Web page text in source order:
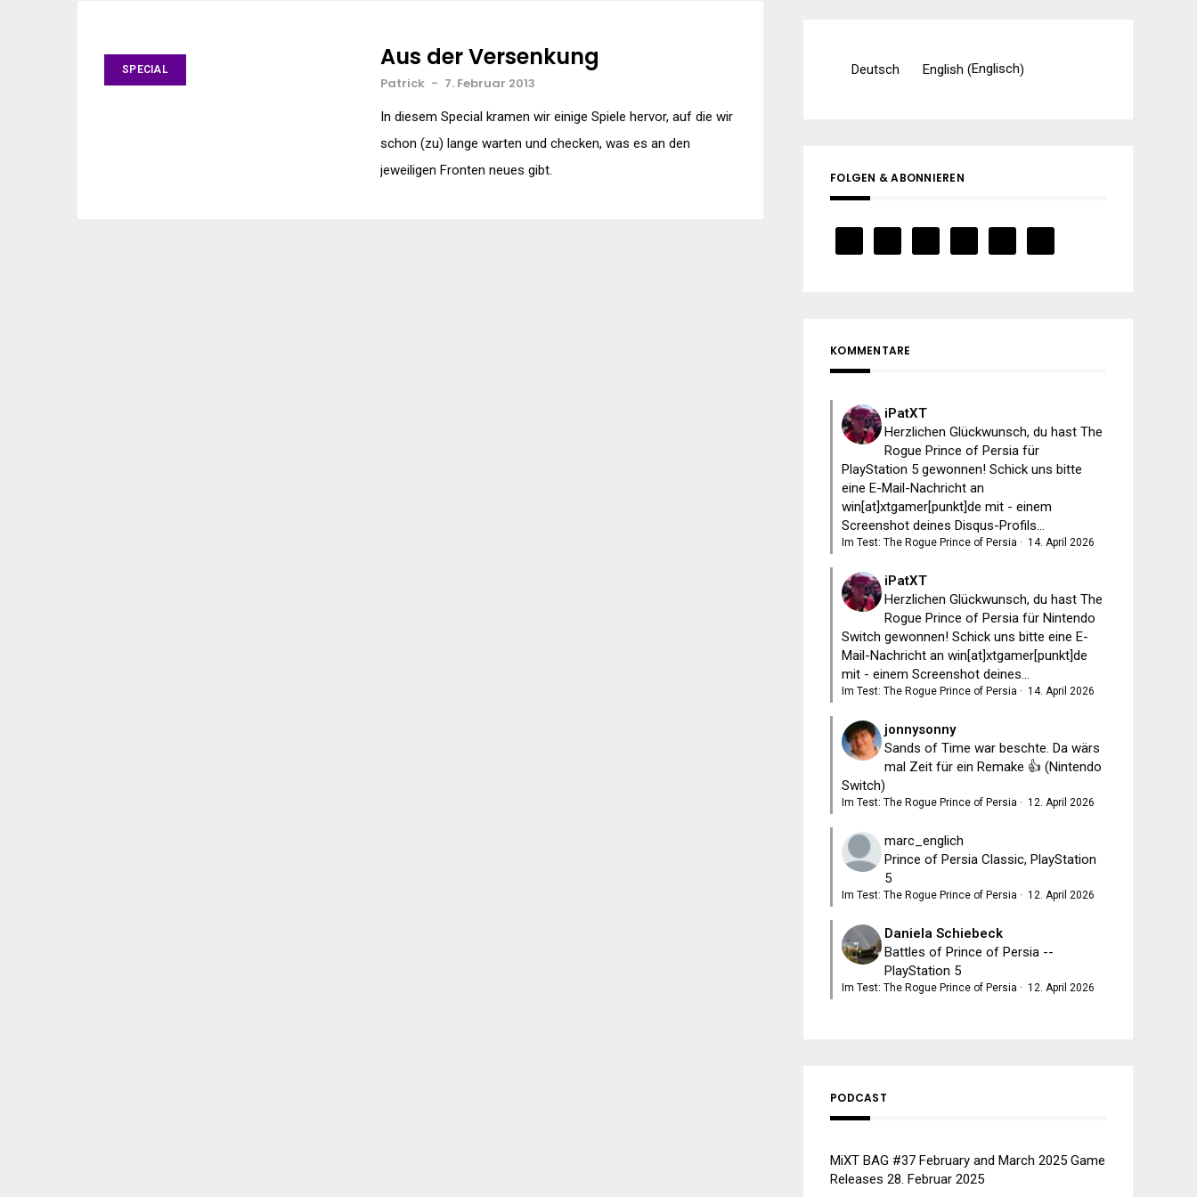
SPECIAL Aus der Versenkung
Patrick - 7. Februar 2013
In diesem Special kramen wir einige Spiele hervor, auf die wir
schon (zu) lange warten und checken, was es an den
jeweiligen Fronten neues gibt.
Deutsch English (Englisch)
FOLGEN & ABONNIEREN
KOMMENTARE
iPatXT
Herzlichen Glückwunsch, du hast The
Rogue Prince of Persia für
PlayStation 5 gewonnen! Schick uns bitte
eine E-Mail-Nachricht an
win[at]xtgamer[punkt]de mit - einem
Screenshot deines Disqus-Profils...
Im Test: The Rogue Prince of Persia · 14. April 2026
iPatXT
Herzlichen Glückwunsch, du hast The
Rogue Prince of Persia für Nintendo
Switch gewonnen! Schick uns bitte eine E-
Mail-Nachricht an win[at]xtgamer[punkt]de
mit - einem Screenshot deines...
Im Test: The Rogue Prince of Persia · 14. April 2026
jonnysonny
Sands of Time war beschte. Da wärs
mal Zeit für ein Remake 👍 (Nintendo
Switch)
Im Test: The Rogue Prince of Persia · 12. April 2026
marc_englich
Prince of Persia Classic, PlayStation
5
Im Test: The Rogue Prince of Persia · 12. April 2026
Daniela Schiebeck
Battles of Prince of Persia --
PlayStation 5
Im Test: The Rogue Prince of Persia · 12. April 2026
PODCAST
MiXT BAG #37 February and March 2025 Game
Releases 28. Februar 2025